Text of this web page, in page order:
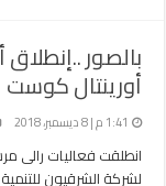
بالصور
أورينتال كوست
1:41 م | 8 ديسمبر، 2018